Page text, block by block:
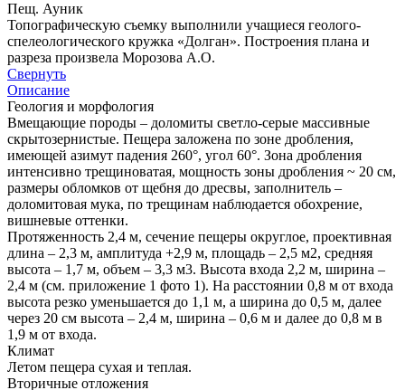
Пещ. Ауник
Топографическую съемку выполнили учащиеся геолого-
спелеологического кружка «Долган». Построения плана и
разреза произвела Морозова А.О.
Свернуть
Описание
Геология и морфология
Вмещающие породы – доломиты светло-серые массивные
скрытозернистые. Пещера заложена по зоне дробления,
имеющей азимут падения 260°, угол 60°. Зона дробления
интенсивно трещиноватая, мощность зоны дробления ~ 20 см,
размеры обломков от щебня до дресвы, заполнитель –
доломитовая мука, по трещинам наблюдается обохрение,
вишневые оттенки.
Протяженность 2,4 м, сечение пещеры округлое, проективная
длина – 2,3 м, амплитуда +2,9 м, площадь – 2,5 м2, средняя
высота – 1,7 м, объем – 3,3 м3. Высота входа 2,2 м, ширина –
2,4 м (см. приложение 1 фото 1). На расстоянии 0,8 м от входа
высота резко уменьшается до 1,1 м, а ширина до 0,5 м, далее
через 20 см высота – 2,4 м, ширина – 0,6 м и далее до 0,8 м в
1,9 м от входа.
Климат
Летом пещера сухая и теплая.
Вторичные отложения